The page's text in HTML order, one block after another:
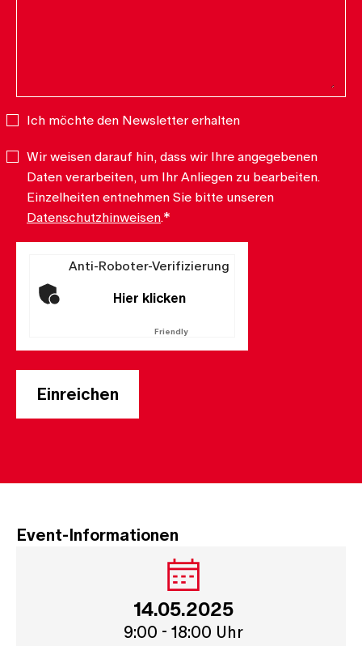
Newsletter
Ich möchte den Newsletter erhalten
Datenschutz*
Wir weisen darauf hin, dass wir Ihre angegebenen
Daten verarbeiten, um Ihr Anliegen zu bearbeiten.
Einzelheiten entnehmen Sie bitte unseren
Datenschutzhinweisen.*
Anti-Roboter-Verifizierung
Hier klicken
FriendlyCaptcha ⇗
Event-Informationen
14.05.2025
9:00 - 18:00 Uhr